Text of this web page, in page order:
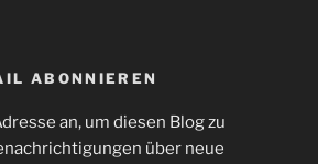
ABONNIEREN
an, um diesen Blog zu
über neue